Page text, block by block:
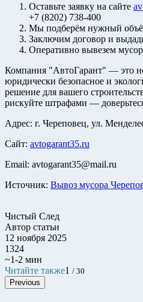
Оставьте заявку на сайте
+7 (8202) 738-400
Мы подберём нужный
Заключим договор и
Оперативно вывезем мусор
Компания "АвтоГарант" — это
юридически безопасное и
решение для вашего
рискуйте штрафами —
Адрес: г. Череповец, ул.
Сайт: avtogarant35.ru
Email: avtogarant35@mail.ru
Источник: Вывоз мусора
Чистый След
Автор статьи
12 ноября 2025
1324
~1-2 мин
Читайте также1 / 30
Previous